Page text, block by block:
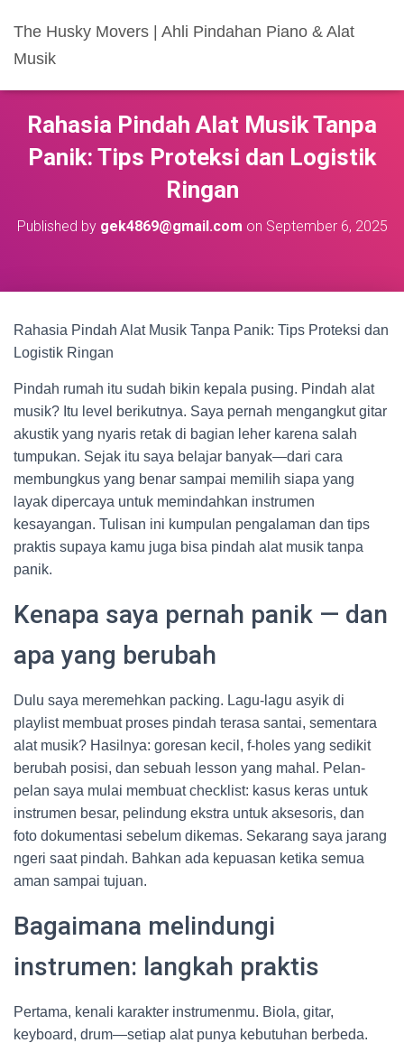
The Husky Movers | Ahli Pindahan Piano & Alat
Musik
Rahasia Pindah Alat Musik Tanpa
Panik: Tips Proteksi dan Logistik
Ringan
Published by gek4869@gmail.com on September 6, 2025
Rahasia Pindah Alat Musik Tanpa Panik: Tips Proteksi dan
Logistik Ringan
Pindah rumah itu sudah bikin kepala pusing. Pindah alat
musik? Itu level berikutnya. Saya pernah mengangkut gitar
akustik yang nyaris retak di bagian leher karena salah
tumpukan. Sejak itu saya belajar banyak—dari cara
membungkus yang benar sampai memilih siapa yang
layak dipercaya untuk memindahkan instrumen
kesayangan. Tulisan ini kumpulan pengalaman dan tips
praktis supaya kamu juga bisa pindah alat musik tanpa
panik.
Kenapa saya pernah panik — dan
apa yang berubah
Dulu saya meremehkan packing. Lagu-lagu asyik di
playlist membuat proses pindah terasa santai, sementara
alat musik? Hasilnya: goresan kecil, f-holes yang sedikit
berubah posisi, dan sebuah lesson yang mahal. Pelan-
pelan saya mulai membuat checklist: kasus keras untuk
instrumen besar, pelindung ekstra untuk aksesoris, dan
foto dokumentasi sebelum dikemas. Sekarang saya jarang
ngeri saat pindah. Bahkan ada kepuasan ketika semua
aman sampai tujuan.
Bagaimana melindungi
instrumen: langkah praktis
Pertama, kenali karakter instrumenmu. Biola, gitar,
keyboard, drum—setiap alat punya kebutuhan berbeda.